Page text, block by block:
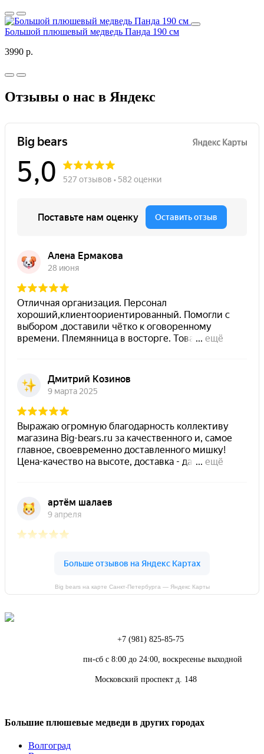
Большой плюшевый медведь Панда 190 см
3990 р.
Отзывы о нас в Яндекс
Big bears на карте Санкт‑Петербурга — Яндекс Карты
+7 (981) 825-85-75
пн-сб с 8:00 до 24:00, воскресенье выходной
Московский проспект д. 148
Большие плюшевые медведи в других городах
Волгоград